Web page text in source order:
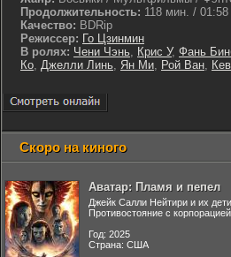
Продолжительность: 118 мин. / 01:58
Качество: BDRip
Режиссер: Го Цзинмин
В ролях: Чени Чэнь, Крис У, Фань
Ко, Джелли Линь, Ян Ми, Рой Ван,
Скоро на киного
Аватар: Пламя и пепел
Джейк Салли Нейтири и их
Противостояние с
Год: 2025
Страна: США